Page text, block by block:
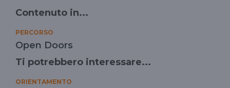
Contenuto in...
PERCORSO
Open Doors
Ti potrebbero interessare...
ORIENTAMENTO